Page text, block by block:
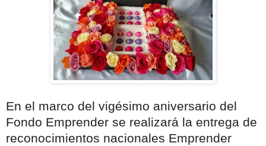
En el marco del vigésimo aniversario del
Fondo Emprender se realizará la entrega de
reconocimientos nacionales Emprender